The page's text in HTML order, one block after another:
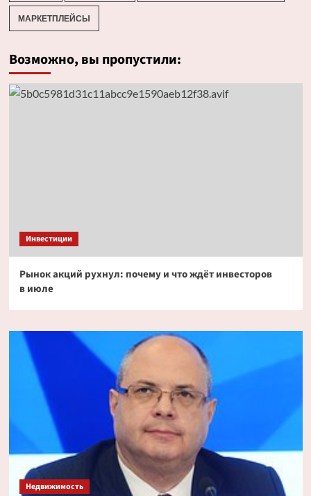
МАРКЕТПЛЕЙСЫ
Возможно, вы пропустили:
Инвестиции
Рынок акций рухнул: почему и что ждёт инвесторов
в июле
Недвижимость